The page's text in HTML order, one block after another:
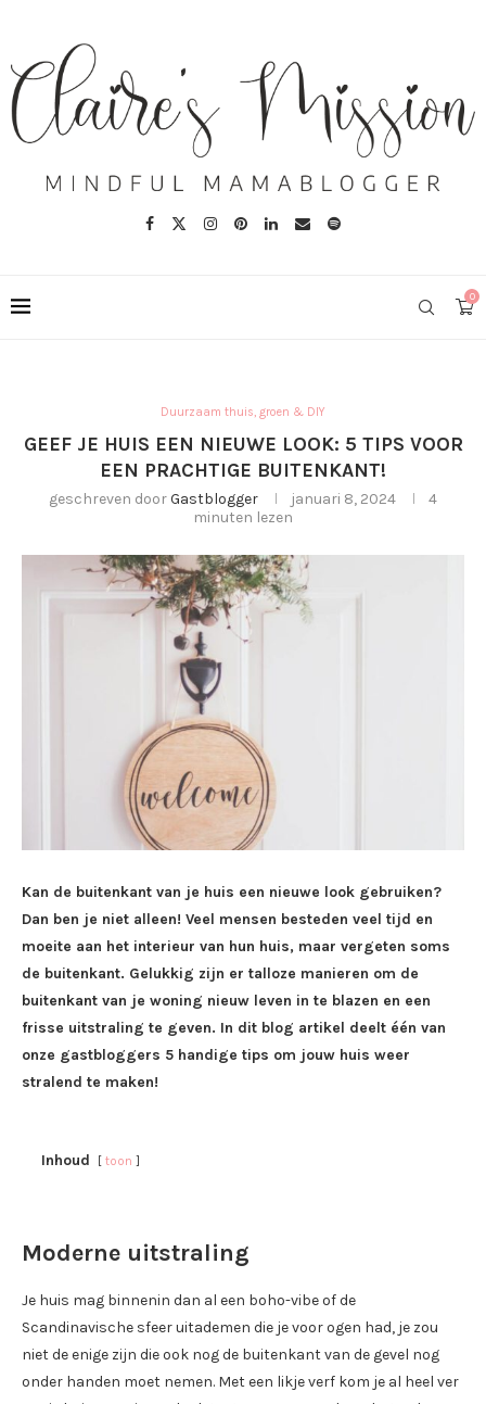
0
Duurzaam thuis, groen & DIY
GEEF JE HUIS EEN NIEUWE LOOK: 5 TIPS VOOR
EEN PRACHTIGE BUITENKANT!
geschreven doorGastblogger januari 8, 2024
4
minuten lezen
Kan de buitenkant van je huis een nieuwe look gebruiken?
Dan ben je niet alleen! Veel mensen besteden veel tijd en
moeite aan het interieur van hun huis, maar vergeten soms
de buitenkant. Gelukkig zijn er talloze manieren om de
buitenkant van je woning nieuw leven in te blazen en een
frisse uitstraling te geven. In dit blog artikel deelt één van
onze gastbloggers 5 handige tips om jouw huis weer
stralend te maken!
Inhoud toon
Moderne uitstraling
Je huis mag binnenin dan al een boho-vibe of de
Scandinavische sfeer uitademen die je voor ogen had, je zou
niet de enige zijn die ook nog de buitenkant van de gevel nog
onder handen moet nemen. Met een likje verf kom je al heel ver